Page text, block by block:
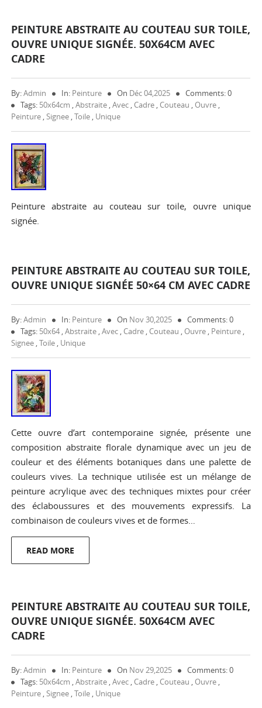
PEINTURE ABSTRAITE AU COUTEAU SUR TOILE,
OUVRE UNIQUE SIGNÉE. 50X64CM AVEC
CADRE
By:Admin In: Peinture On Déc 04,2025
Comments: 0
Tags: 50x64cm ,Abstraite ,Avec , Cadre , Couteau , Ouvre ,
Peinture ,Signee ,Toile , Unique
Peinture abstraite au couteau sur toile, ouvre unique
signée.
PEINTURE ABSTRAITE AU COUTEAU SUR TOILE,
OUVRE UNIQUE SIGNÉE 50×64 CM AVEC CADRE
By:Admin In: Peinture On Nov 30,2025
Comments: 0
Tags: 50x64 ,Abstraite ,Avec , Cadre , Couteau , Ouvre , Peinture ,
Signee ,Toile , Unique
Cette ouvre d’art contemporaine signée, présente une
composition abstraite florale dynamique avec un jeu de
couleur et des éléments botaniques dans une palette de
couleurs vives. La technique utilisée est un mélange de
peinture acrylique avec des techniques mixtes pour créer
des éclaboussures et des mouvements expressifs. La
combinaison de couleurs vives et de formes…
READ MORE
PEINTURE ABSTRAITE AU COUTEAU SUR TOILE,
OUVRE UNIQUE SIGNÉE. 50X64CM AVEC
CADRE
By:Admin In: Peinture On Nov 29,2025
Comments: 0
Tags: 50x64cm ,Abstraite ,Avec , Cadre , Couteau , Ouvre ,
Peinture ,Signee ,Toile , Unique